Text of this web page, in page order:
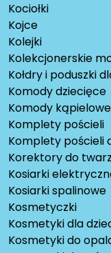
Kociołki
Kojce
Kolejki
Kolekcjonerskie
Kołdry i poduszki
Komody dziecięce
Komody
Komplety pościeli
Komplety pościeli
Korektory do
Kosiarki
Kosiarki spalinowe
Kosmetyczki
Kosmetyki dla
Kosmetyki do